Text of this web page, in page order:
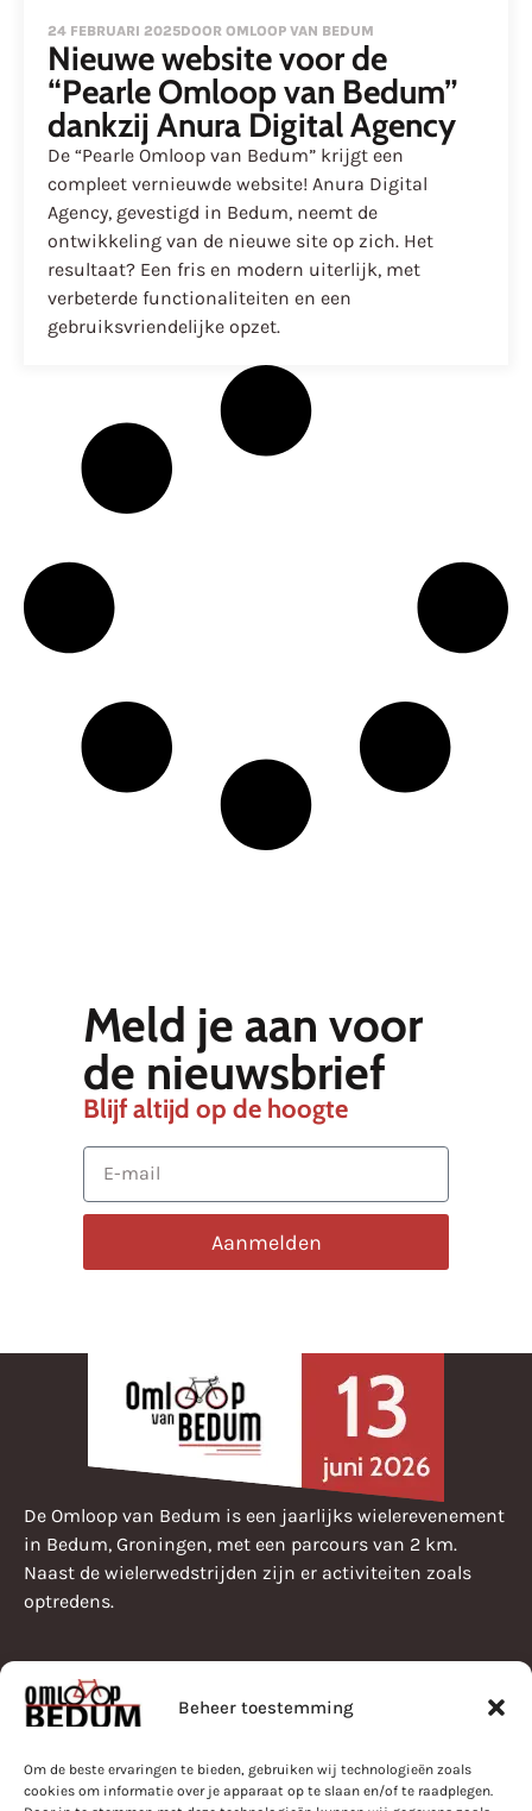
Beheer toestemming
Om de beste ervaringen te bieden, gebruiken wij technologieën zoals
cookies om informatie over je apparaat op te slaan en/of te raadplegen.
24 FEBRUARI 2025DOOR OMLOOP VAN BEDUM
Nieuwe website voor de
“Pearle Omloop van Bedum”
dankzij Anura Digital Agency
De “Pearle Omloop van Bedum” krijgt een
compleet vernieuwde website! Anura Digital
Agency, gevestigd in Bedum, neemt de
ontwikkeling van de nieuwe site op zich. Het
resultaat? Een fris en modern uiterlijk, met
verbeterde functionaliteiten en een
gebruiksvriendelijke opzet.
Meld je aan voor
de nieuwsbrief
Blijf altijd op de hoogte
Aanmelden
De Omloop van Bedum is een jaarlijks wielerevenement
in Bedum, Groningen, met een parcours van 2 km.
Naast de wielerwedstrijden zijn er activiteiten zoals
optredens.
Pearle Omloop van Bedum
Parcours
Nieuws